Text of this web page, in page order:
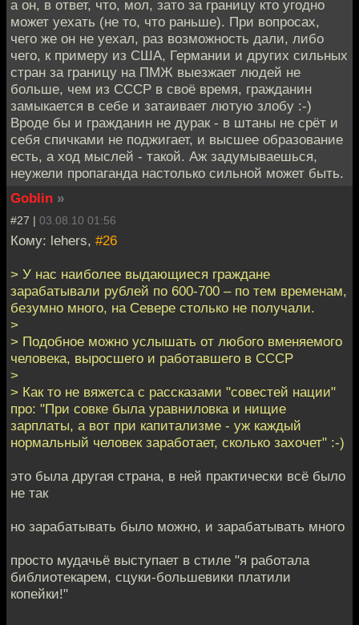
а он, в ответ, что, мол, зато за границу кто угодно
может уехать (не то, что раньше). При вопросах,
чего же он не уехал, раз возможность дали, либо
чего, к примеру из США, Германии и других сильных
стран за границу на ПМЖ выезжает людей не
больше, чем из СССР в своё время, гражданин
замыкается в себе и затаивает лютую злобу :-)
Вроде бы и гражданин не дурак - в штаны не срёт и
себя спичками не поджигает, и высшее образование
есть, а ход мыслей - такой. Аж задумываешься,
неужели пропаганда настолько сильной может быть.
Goblin »
#27 | 03.08.10 01:56
Кому: lehers, #26
> У нас наиболее выдающиеся граждане
зарабатывали рублей по 600-700 – по тем временам,
безумно много, на Севере столько не получали.
>
> Подобное можно услышать от любого вменяемого
человека, выросшего и работавшего в СССР
>
> Как то не вяжетса с рассказами "совестей нации"
про: "При совке была уравниловка и нищие
зарплаты, а вот при капитализме - уж каждый
нормальный человек заработает, сколько захочет" :-)
это была другая страна, в ней практически всё было
не так
но зарабатывать было можно, и зарабатывать много
просто мудачьё выступает в стиле "я работала
библиотекарем, сцуки-большевики платили
копейки!"